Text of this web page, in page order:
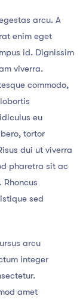
arcu. A
enim eget
id. Dignissim
viverra.
commodo,
eu
tortor
dui ut viverra
pharetra sit ac
sed
arcu
integer
amet